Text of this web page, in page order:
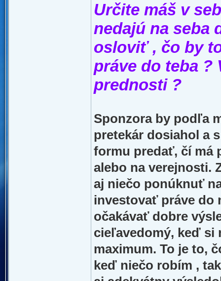
Určite máš v
nedajú na seba
osloviť , čo by
práve do teba ?
prednosti ?
Sponzora by podľa
pretekár dosiahol a
formu predať, čí má
alebo na verejnosti.
aj niečo ponúknuť
investovať práve do
očakávať dobre
cieľavedomý, keď si
maximum. To je to,
keď niečo robím ,